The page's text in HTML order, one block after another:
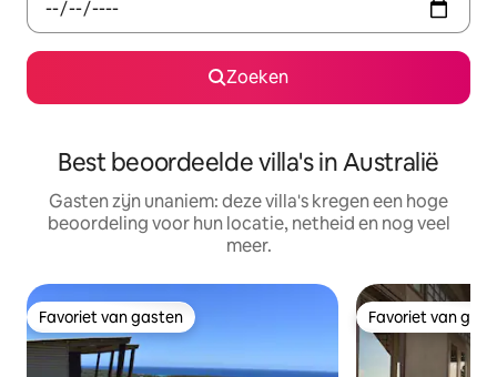
Zoeken
Best beoordeelde villa's in Australië
Gasten zijn unaniem: deze villa's kregen een hoge
beoordeling voor hun locatie, netheid en nog veel
meer.
Favoriet van gasten
Favoriet van gasten Favoriet van
Favoriet van